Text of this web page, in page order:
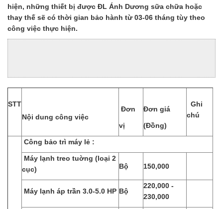
hiện, những thiết bị được ĐL Ánh Dương sữa chữa hoặc
thay thế sẽ có thời gian bảo hành từ 03-06 tháng tùy theo
công việc thực hiện.
STT
Nội dung công việc
Đơn
vị
Đơn giá
(Đồng)
Ghi
chú
Công bảo trì máy lẻ :
Máy lạnh treo tuờng (loại 2
cục)
Bộ 150,000
Máy lạnh áp trần 3.0-5.0 HP Bộ
220,000 -
230,000